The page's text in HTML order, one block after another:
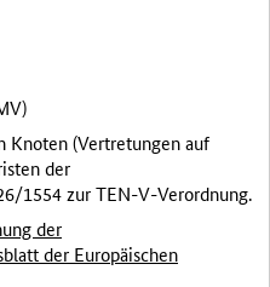
Knoten (Vertretungen auf
der
1554 zur TEN-V-Verordnung.
der
der Europäischen